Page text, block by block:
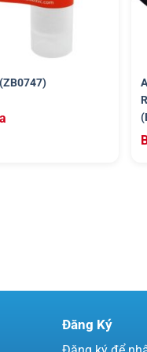
Đăng Ký